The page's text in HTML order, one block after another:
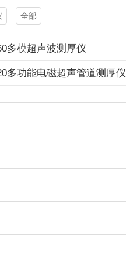
全部
多模超声波测厚仪
多功能电磁超声管道测厚仪